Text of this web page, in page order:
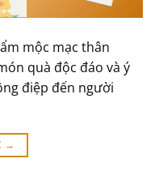
mộc mạc thân
quà độc đáo và ý
điệp đến người
→